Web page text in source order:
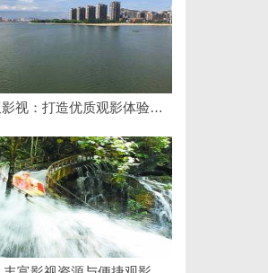
深入解析蚂蚁影视：打造优质观影体验的领先平台